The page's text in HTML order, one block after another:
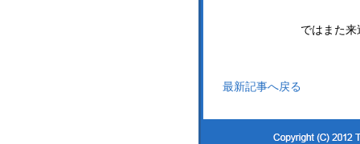
ではまた来
最新記事へ戻る